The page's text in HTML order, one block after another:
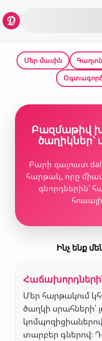
Մեր մասին
Բազմաթիվ
ծաղիկներ՝
Բարի գալուստ
հարթակ, որը
գնորդներին՝
Ինչ ենք
Մեր հարթակում
ծաղկի սրահների՝
տարբեր գներով։